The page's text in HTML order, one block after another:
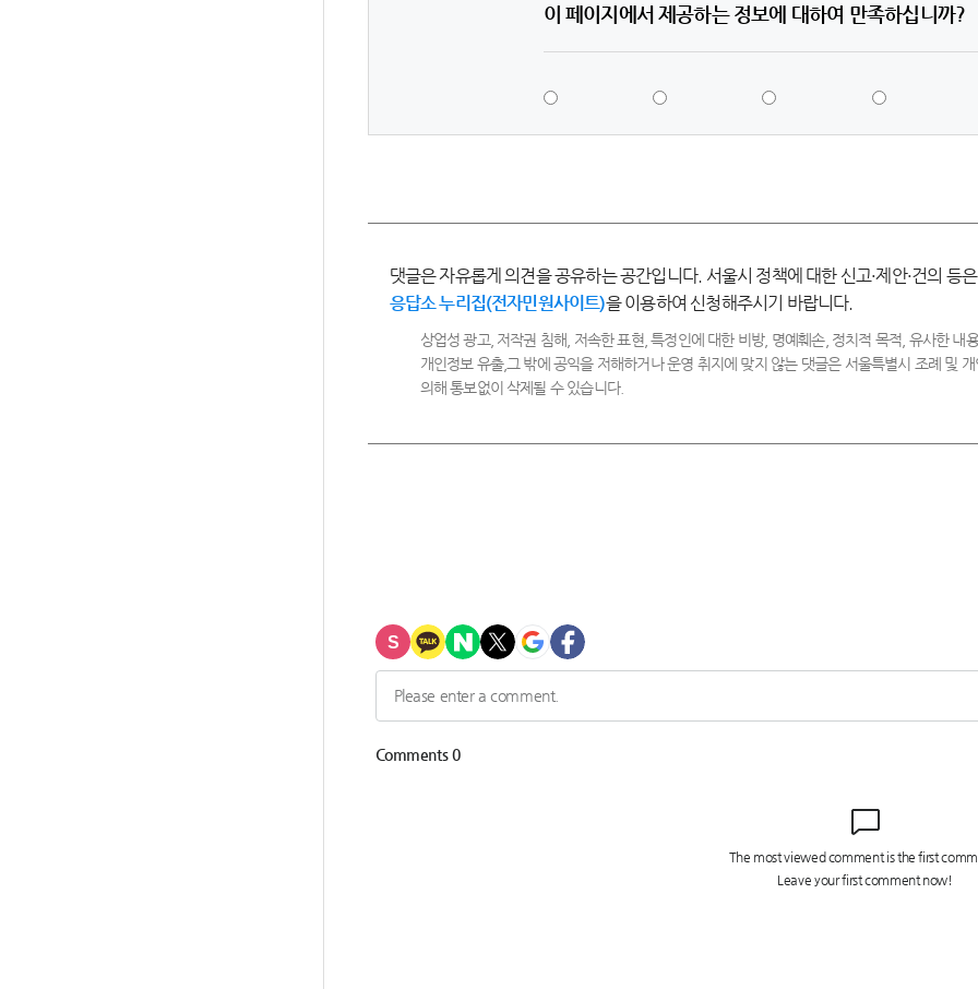
이 페이지에서 제공하는 정보에 대하여 만족하십니까?
댓글은 자유롭게 의견을 공유하는 공간입니다. 서울시 정책에 대한 신고·제안·건의 등은
응답소 누리집(전자민원사이트)을 이용하여 신청해주시기 바랍니다.
상업성 광고, 저작권 침해, 저속한 표현, 특정인에 대한 비방, 명예훼손, 정치적 목적, 유사한 내
개인정보 유출,그 밖에 공익을 저해하거나 운영 취지에 맞지 않는 댓글은 서울특별시 조례 및
의해 통보없이 삭제될 수 있습니다.